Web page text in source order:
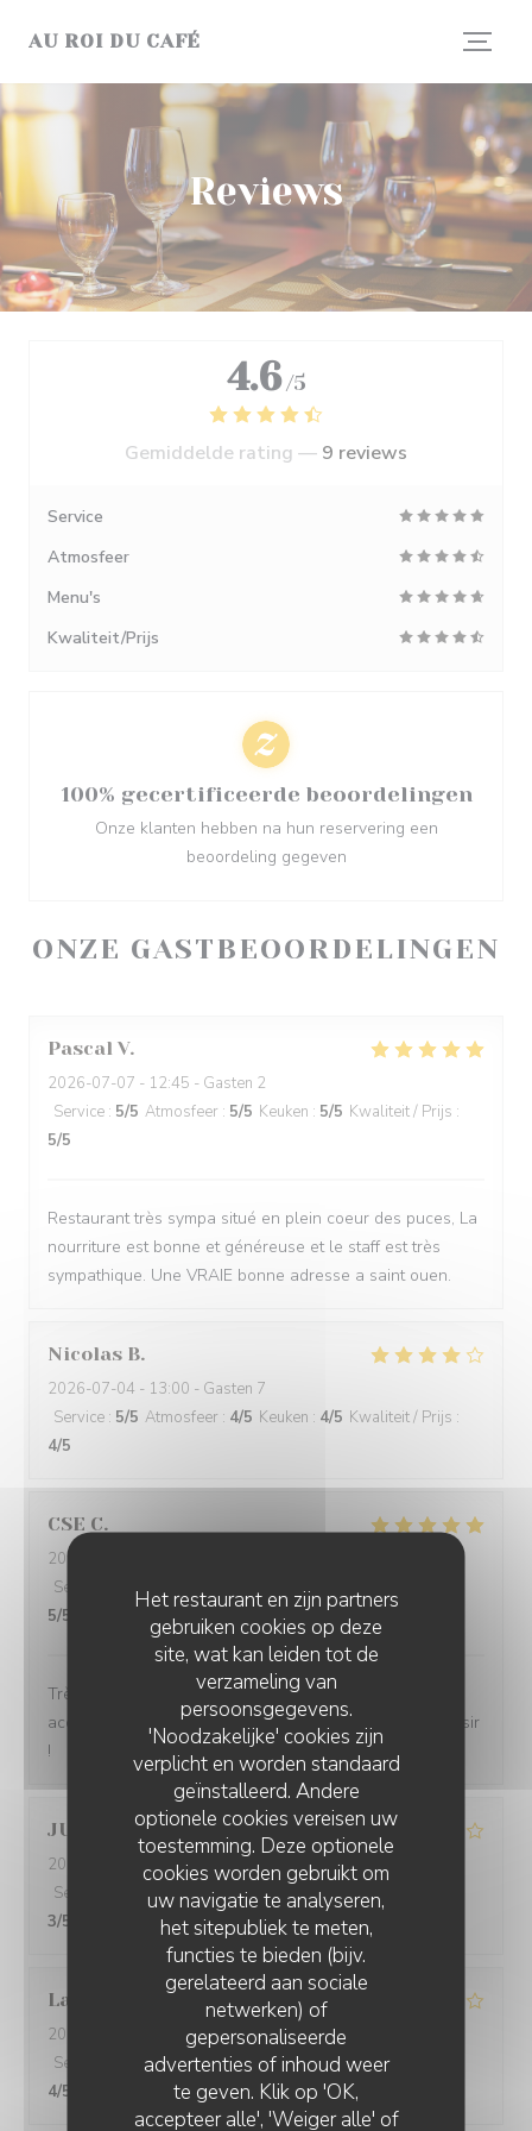
Het restaurant en zijn partners
gebruiken cookies op deze
site, wat kan leiden tot de
verzameling van
persoonsgegevens.
'Noodzakelijke' cookies zijn
verplicht en worden standaard
geïnstalleerd. Andere
optionele cookies vereisen uw
toestemming. Deze optionele
cookies worden gebruikt om
uw navigatie te analyseren,
het sitepubliek te meten,
functies te bieden (bijv.
gerelateerd aan sociale
netwerken) of
gepersonaliseerde
advertenties of inhoud weer
te geven. Klik op 'OK,
accepteer alle', 'Weiger alle' of
AU ROI DU CAFÉ
Reviews
ONZE GASTBEOORDELINGEN
Pascal V
2026-07-07 - 12:45 - Gasten 2
Service : 5/5 Atmosfeer : 5/5 Keuken : 5/5 Kwaliteit / Prijs :
5/5
Restaurant très sympa situé en plein coeur des puces, La
nourriture est bonne et généreuse et le staff est très
sympathique. Une VRAIE bonne adresse a saint ouen.
Nicolas B
2026-07-04 - 13:00 - Gasten 7
Service : 5/5 Atmosfeer : 4/5 Keuken : 4/5 Kwaliteit / Prijs :
4/5
CSE C
2026-06-22
Service
/5 Atmosfeer Keuken: Kwaliteit / Prijs
5/5
Très bon restaurant, produits de qualité, personnel très
accueillant et sympathique. Nous reviendrons avec plaisir
!
JULIA
2026-05-16
- 13:15 - Gasten 13
Service
Atmosfeer:3/5 Keuken:3 /5 Kwaliteit / Prijs
3/5
Laura
2026-04-19
- 12:45 - Gasten 4
Service
Atmosfeer: 4/5 Keuken:5/5 Kwaliteit / Prijs
4/5
4.6 /5
Gemiddelde rating — 9 reviews
Service
Atmosfeer
Menu's
Kwaliteit/Prijs
100% gecertificeerde beoordelingen
Onze klanten hebben na hun reservering een
beoordeling gegeven
AU ROI DU CAFÉ